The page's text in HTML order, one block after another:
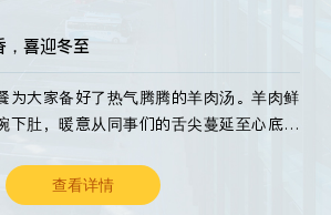
，喜迎冬至
为大家备好了热气腾腾的羊肉汤。羊肉鲜
下肚，暖意从同事们的舌尖蔓延至心底。
查看详情